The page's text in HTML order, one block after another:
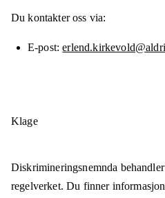
Du kontakter oss via:
E-post
Klage
Diskrimineringsnemnda
regelverket. Du finner